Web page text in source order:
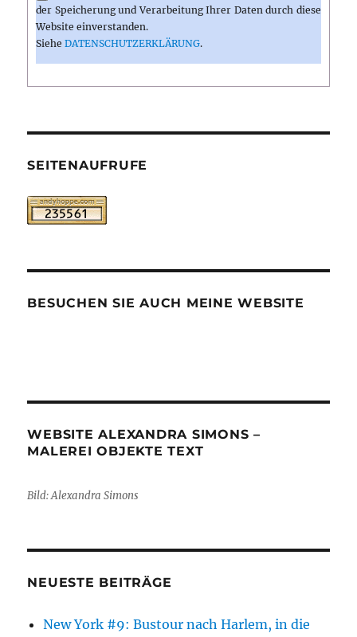
der Speicherung und Verarbeitung Ihrer Daten durch diese
Website einverstanden.
SieheDATENSCHUTZERKLÄRUNG.
SEITENAUFRUFE
BESUCHEN SIE AUCH MEINE WEBSITE
WEBSITE ALEXANDRA SIMONS –
MALEREI OBJEKTE TEXT
Bild: Alexandra Simons
NEUESTE BEITRÄGE
New York #9: Bustour nach Harlem, in die